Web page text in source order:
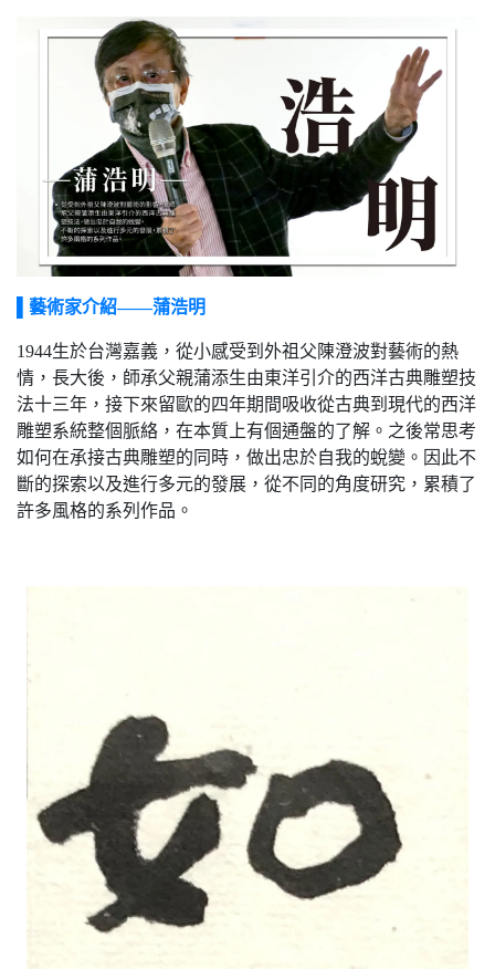
▌藝術家介紹——蒲浩明
1944生於台灣嘉義，從小感受到外祖父陳澄波對藝術的熱
情，長大後，師承父親蒲添生由東洋引介的西洋古典雕塑技
法十三年，接下來留歐的四年期間吸收從古典到現代的西洋
雕塑系統整個脈絡，在本質上有個通盤的了解。之後常思考
如何在承接古典雕塑的同時，做出忠於自我的蛻變。因此不
斷的探索以及進行多元的發展，從不同的角度研究，累積了
許多風格的系列作品。